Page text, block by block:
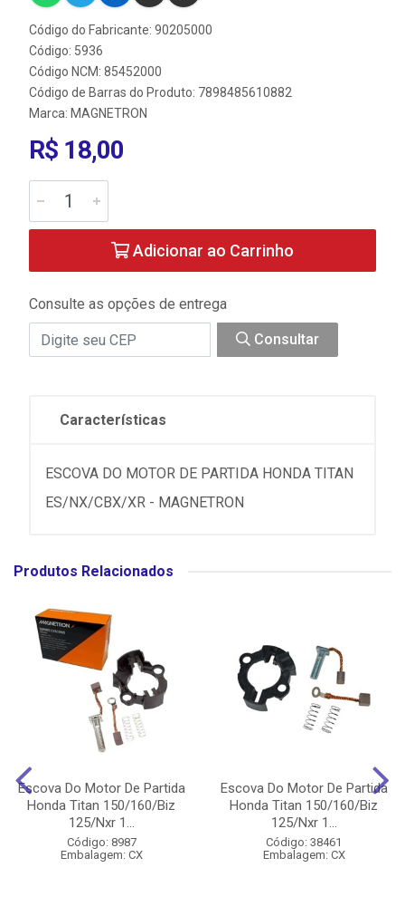
Código do Fabricante: 90205000
Código: 5936
Código NCM: 85452000
Código de Barras do Produto: 7898485610882
Marca: MAGNETRON
R$ 18,00
Adicionar ao Carrinho
Consulte as opções de entrega
Consultar
Características
ESCOVA DO MOTOR DE PARTIDA HONDA TITAN
ES/NX/CBX/XR - MAGNETRON
Produtos Relacionados
Escova Do Motor De Partida
Honda Titan 150/160/Biz
125/Nxr 1...
Código: 8987
Embalagem: CX
Escova Do Motor De Partida
Honda Titan 150/160/Biz
125/Nxr 1...
Código: 38461
Embalagem: CX